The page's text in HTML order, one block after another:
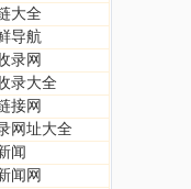
大全
导航
录网
录大全
接网
网址大全
闻
闻网